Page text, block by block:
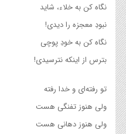
نگاه کن به خلاء، شاید
نبودِ معجزه را دیدی!
نگاه کن به خودِ پوچی
بترس از اینکه نترسیدی!
تو رفته‌ای و خدا رفته
ولی هنوز تفنگی هست
ولی هنوز دهانی هست